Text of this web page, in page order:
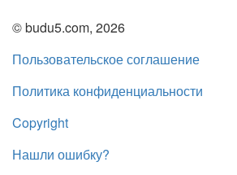
© budu5.com, 2026
Пользовательское соглашение
Политика конфиденциальности
Copyright
Нашли ошибку?